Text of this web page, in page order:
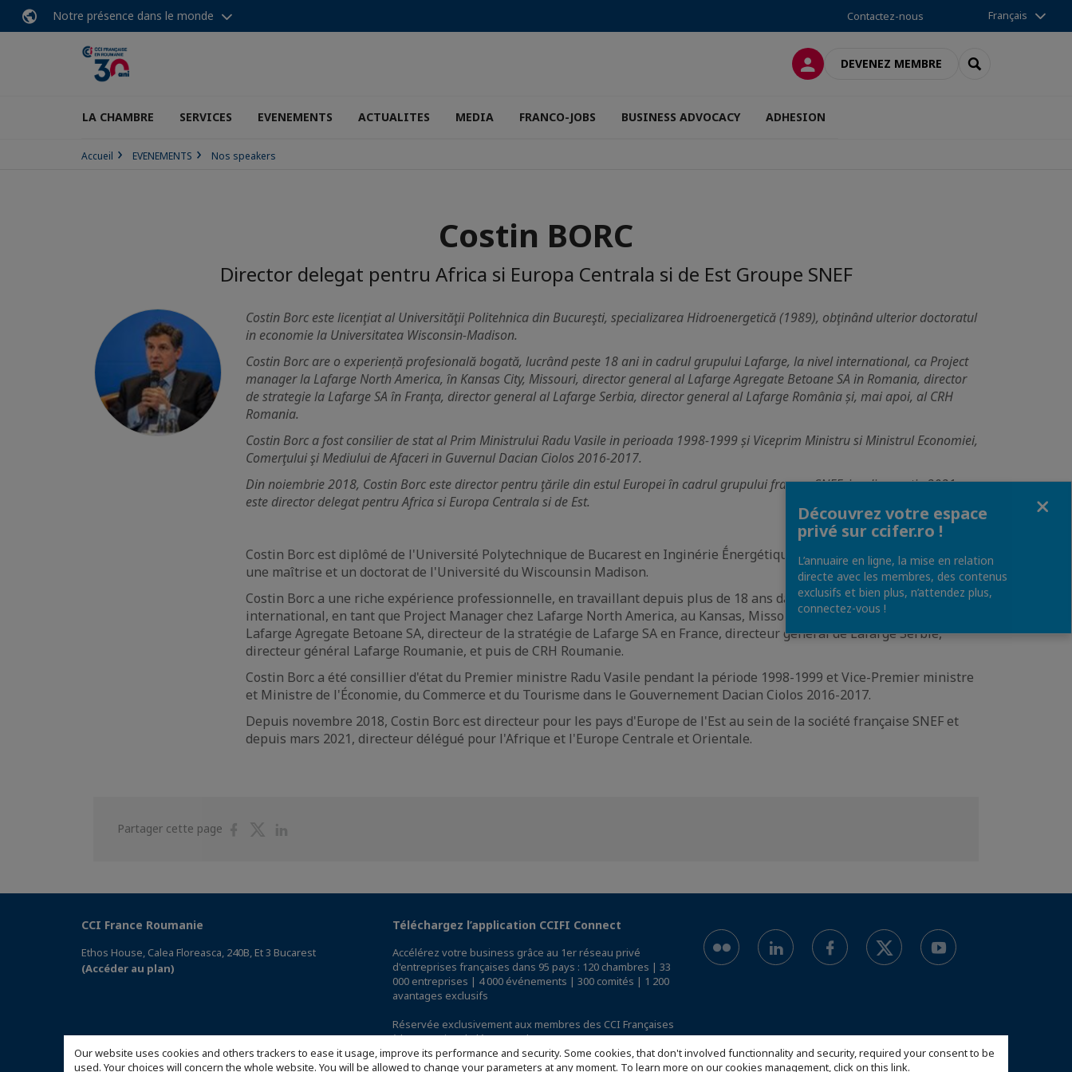
Our website uses cookies and others trackers to ease it usage, improve its performance and security. Some cookies, that don't involved functionnality and security, required your consent to be
used. Your choices will concern the whole website. You will be allowed to change your parameters at any moment. To learn more on our cookies management,click on this link.
Notre présence dans le monde Contactez-nous Français
CONNEXIONDEVENEZ MEMBRE RECHERCHER
LA CHAMBRE SERVICES EVENEMENTS ACTUALITES MEDIA FRANCO-JOBS BUSINESS ADVOCACY ADHESION
Accueil EVENEMENTS Nos speakers
Costin BORC
Director delegat pentru Africa si Europa Centrala si de Est Groupe SNEF
Costin Borc este licenţiat al Universităţii Politehnica din Bucureşti, specializarea Hidroenergetică (1989), obţinând ulterior doctoratul
in economie la Universitatea Wisconsin-Madison.
Costin Borc are o experiență profesională bogată, lucrând peste 18 ani in cadrul grupului Lafarge, la nivel international, ca Project
manager la Lafarge North America, în Kansas City, Missouri, director general al Lafarge Agregate Betoane SA in Romania, director
de strategie la Lafarge SA în Franţa, director general al Lafarge Serbia, director general al Lafarge România și, mai apoi, al CRH
Romania.
Costin Borc a fost consilier de stat al Prim Ministrului Radu Vasile in perioada 1998-1999 și Viceprim Ministru si Ministrul Economiei,
Comerţului şi Mediului de Afaceri in Guvernul Dacian Ciolos 2016-2017.
Din noiembrie 2018, Costin Borc este director pentru ţările din estul Europei în cadrul grupului francez SNEF, iar din martie 2021
este director delegat pentru Africa si Europa Centrala si de Est.
Costin Borc est diplômé de l'Université Polytechnique de Bucarest en Inginérie Ḗnergétique (1989), obtenant plus tard
une maîtrise et un doctorat de l'Université du Wiscounsin Madison.
Costin Borc a une riche expérience professionnelle, en travaillant depuis plus de 18 ans dans le groupe Lafage, au niveau
international, en tant que Project Manager chez Lafarge North America, au Kansas, Missouri, directeur général de
Lafarge Agregate Betoane SA, directeur de la stratégie de Lafarge SA en France, directeur général de Lafarge Serbie,
directeur général Lafarge Roumanie, et puis de CRH Roumanie.
Costin Borc a été consillier d'état du Premier ministre Radu Vasile pendant la période 1998-1999 et Vice-Premier ministre
et Ministre de l'Économie, du Commerce et du Tourisme dans le Gouvernement Dacian Ciolos 2016-2017.
Depuis novembre 2018, Costin Borc est directeur pour les pays d'Europe de l'Est au sein de la société française SNEF et
depuis mars 2021, directeur délégué pour l'Afrique et l'Europe Centrale et Orientale.
Partager cette page
PartagerPartager
CCI France Roumanie
Ethos House, Calea Floreasca, 240B, Et 3 Bucarest
(Accéder au plan)
Téléchargez l’application CCIFI Connect
Accélérez votre business grâce au 1er réseau privé
d'entreprises françaises dans 95 pays : 120 chambres | 33
000 entreprises | 4 000 événements | 300 comités | 1 200
avantages exclusifs
Réservée exclusivement aux membres des CCI Françaises
à l'International,découvrez l'app CCIFI Connect.
Découvrez votre espace
privé sur ccifer.ro !
L’annuaire en ligne, la mise en relation
directe avec les membres, des contenus
exclusifs et bien plus, n’attendez plus,
connectez-vous !